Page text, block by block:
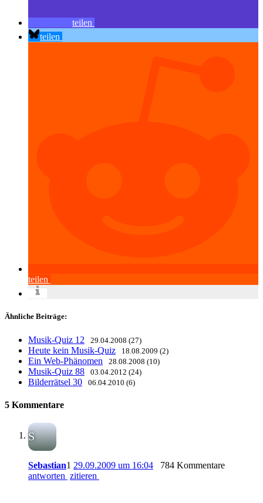
teilen
teilen
teilen
Ähnliche Beiträge:
Musik-Quiz 12 29.04.2008 (27)
Heute kein Musik-Quiz 18.08.2009 (2)
Ein Web-Phänomen 28.08.2008 (10)
Musik-Quiz 88 03.04.2012 (24)
Bilderrätsel 30 06.04.2010 (6)
5 Kommentare
S
Sebastian1 29.09.2009 um 16:04
784 Kommentare
antworten zitieren